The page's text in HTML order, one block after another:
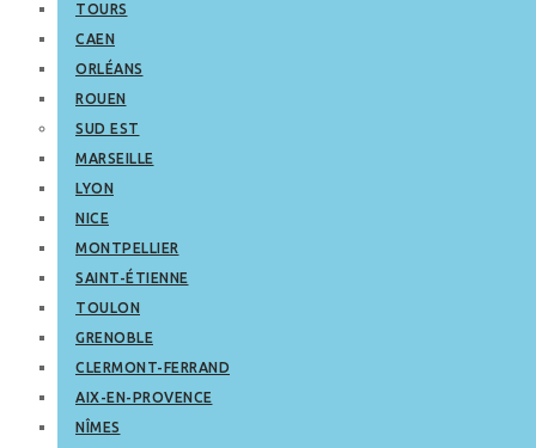
TOURS
CAEN
ORLÉANS
ROUEN
SUD EST
MARSEILLE
LYON
NICE
MONTPELLIER
SAINT-ÉTIENNE
TOULON
GRENOBLE
CLERMONT-FERRAND
AIX-EN-PROVENCE
NÎMES